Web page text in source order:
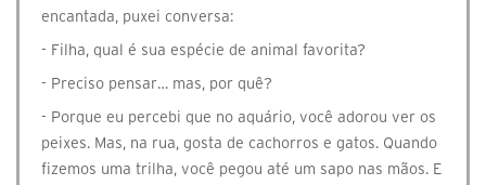
encantada, puxei conversa:
- Filha, qual é sua espécie de animal favorita?
- Preciso pensar… mas, por quê?
- Porque eu percebi que no aquário, você adorou ver os
peixes. Mas, na rua, gosta de cachorros e gatos. Quando
fizemos uma trilha, você pegou até um sapo nas mãos. E